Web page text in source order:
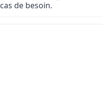
cas de besoin.